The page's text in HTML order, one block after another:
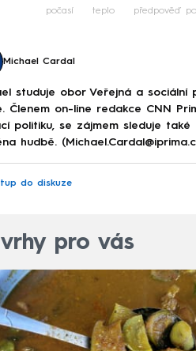
počasí teplo předpověď
Michael Cardal
studuje obor Veřejná a sociální
Členem on-line redakce CNN
politiku, se zájmem sleduje
hudbě.
do diskuze
pro vás